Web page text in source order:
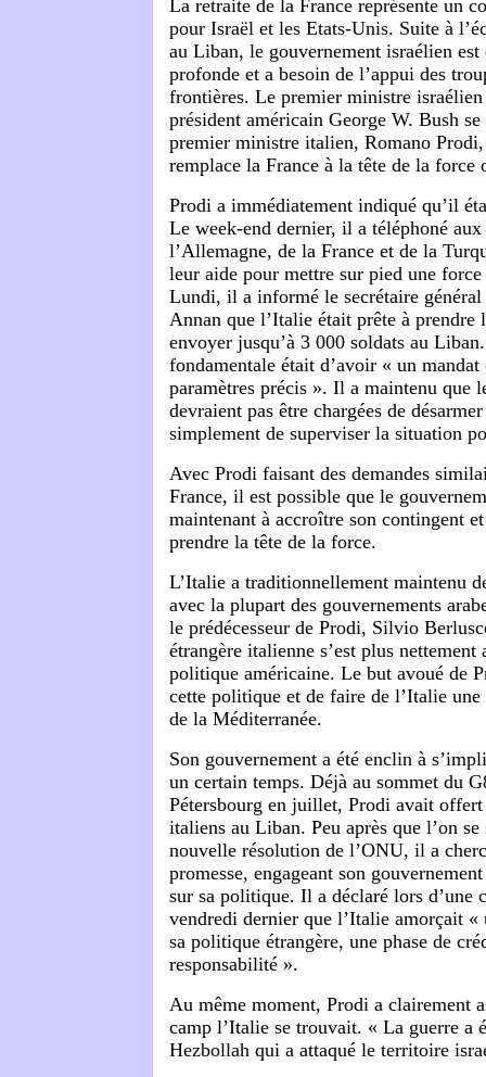
La retraite de la France représente un
pour Israël et les Etats-Unis. Suite à
au Liban, le gouvernement israélien est
profonde et a besoin de l’appui des
frontières. Le premier ministre
président américain George W. Bush
premier ministre italien, Romano
remplace la France à la tête de la force
Prodi a immédiatement indiqué qu’il
Le week-end dernier, il a téléphoné
l’Allemagne, de la France et de la
leur aide pour mettre sur pied une
Lundi, il a informé le secrétaire
Annan que l’Italie était prête à prendre
envoyer jusqu’à 3 000 soldats au
fondamentale était d’avoir « un mandat
paramètres précis ». Il a maintenu que
devraient pas être chargées de
simplement de superviser la situation
Avec Prodi faisant des demandes
France, il est possible que le
maintenant à accroître son contingent
prendre la tête de la force.
L’Italie a traditionnellement maintenu
avec la plupart des gouvernements
le prédécesseur de Prodi, Silvio
étrangère italienne s’est plus nettement
politique américaine. Le but avoué de
cette politique et de faire de l’Italie une
de la Méditerranée.
Son gouvernement a été enclin à
un certain temps. Déjà au sommet du
Pétersbourg en juillet, Prodi avait offert
italiens au Liban. Peu après que l’on
nouvelle résolution de l’ONU, il a
promesse, engageant son
sur sa politique. Il a déclaré lors d’une
vendredi dernier que l’Italie amorçait «
sa politique étrangère, une phase de
responsabilité ».
Au même moment, Prodi a clairement
camp l’Italie se trouvait. « La guerre a
Hezbollah qui a attaqué le territoire